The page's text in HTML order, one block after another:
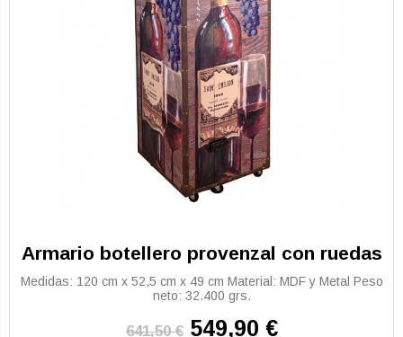
Armario botellero provenzal con ruedas
Medidas: 120 cm x 52,5 cm x 49 cm Material: MDF y Metal Peso
neto: 32.400 grs.
641,50 € 549,90 €